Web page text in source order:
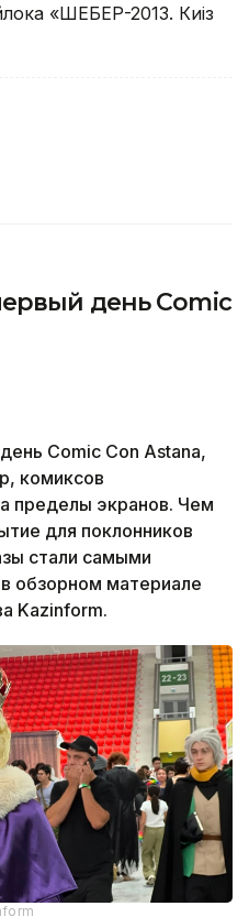
«ШЕБЕР-2013. Киіз
день Comic
Comic Con Astana,
комиксов
пределы экранов. Чем
для поклонников
стали самыми
обзорном материале
Kazinform.